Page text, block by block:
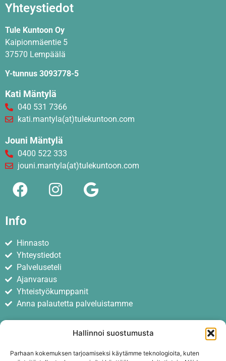
Hallinnoi suostumusta
Parhaan kokemuksen tarjoamiseksi käytämme teknologioita, kuten
Yhteystiedot
Tule Kuntoon Oy
Kaipionmäentie 5
37570 Lempäälä
Y-tunnus 3093778-5
Kati Mäntylä
040 531 7366
kati.mantyla(at)tulekuntoon.com
Jouni Mäntylä
0400 522 333
jouni.mantyla(at)tulekuntoon.com
Info
Hinnasto
Yhteystiedot
Palveluseteli
Ajanvaraus
Yhteistyökumppanit
Anna palautetta palveluistamme